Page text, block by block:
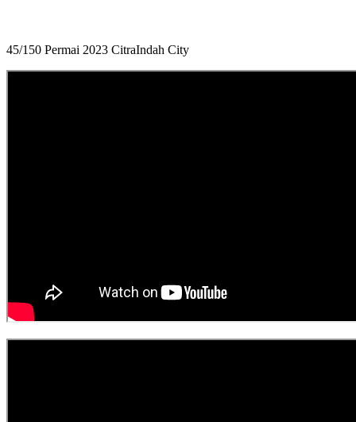
45/150 Permai 2023 CitraIndah City